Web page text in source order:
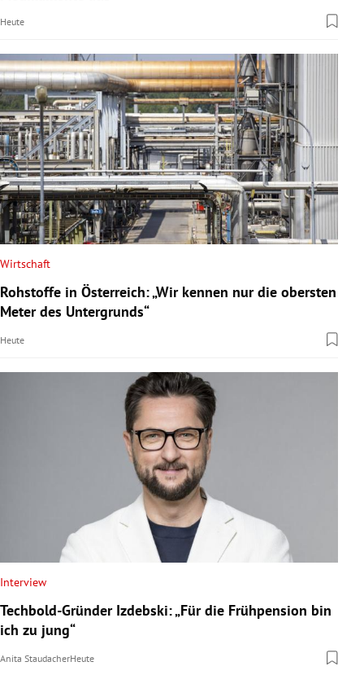
Heute
Wirtschaft
Rohstoffe in Österreich: „Wir kennen nur die obersten
Meter des Untergrunds“
Heute
Interview
Techbold-Gründer Izdebski: „Für die Frühpension bin
ich zu jung“
Anita StaudacherHeute